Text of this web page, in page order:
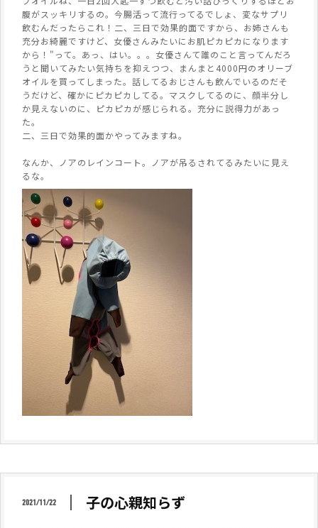
腹がスッキリするの。今腸活って流行ってるでしょ、変なサプリ
飲むんだったらこれ！二、三日で効果的面ですから、お姉さんも
充分お綺麗ですけど、女優さんみたいにお肌ピカピカになります
から！"って。あっ、はい。。。女優さんて誰のこと言ってんだろ
うと聞いてみたい気持ちを抑えつつ、まんまと4000円のオリーブ
オイルを買ってしまった。話してるおじさんも飲んでいるのだそ
うだけど、確かにピカピカしてる。マスクしてるのに、顔半分し
か見えないのに、ピカピカが感じられる。充分に説得力があっ
た。
二、三日で効果的面かやってみますね。
なんか、ノアのレインコート。ノアが吊るされてるみたいに見え
るな。
2021/11/22 子の心親知らず